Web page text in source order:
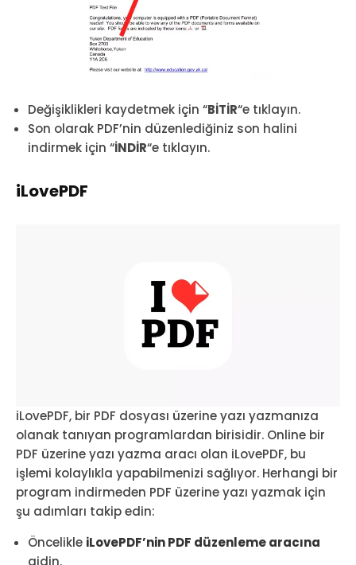
Değişiklikleri kaydetmek için “BİTİR“e tıklayın.
Son olarak PDF’nin düzenlediğiniz son halini
indirmek için “İNDİR“e tıklayın.
iLovePDF
iLovePDF, bir PDF dosyası üzerine yazı yazmanıza
olanak tanıyan programlardan birisidir. Online bir
PDF üzerine yazı yazma aracı olan iLovePDF, bu
işlemi kolaylıkla yapabilmenizi sağlıyor. Herhangi bir
program indirmeden PDF üzerine yazı yazmak için
şu adımları takip edin:
Öncelikle iLovePDF’nin PDF düzenleme aracına
gidin.